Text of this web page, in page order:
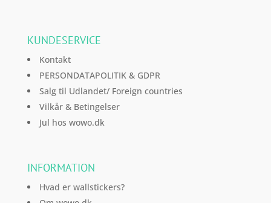
KUNDESERVICE
Kontakt
PERSONDATAPOLITIK & GDPR
Salg til Udlandet/ Foreign countries
Vilkår & Betingelser
Jul hos wowo.dk
INFORMATION
Hvad er wallstickers?